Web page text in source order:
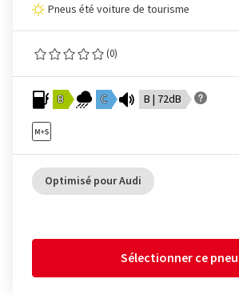
Pneus été voiture de tourisme
(0)
B C B | 72dB
Optimisé pour Audi
Sélectionner ce pneu